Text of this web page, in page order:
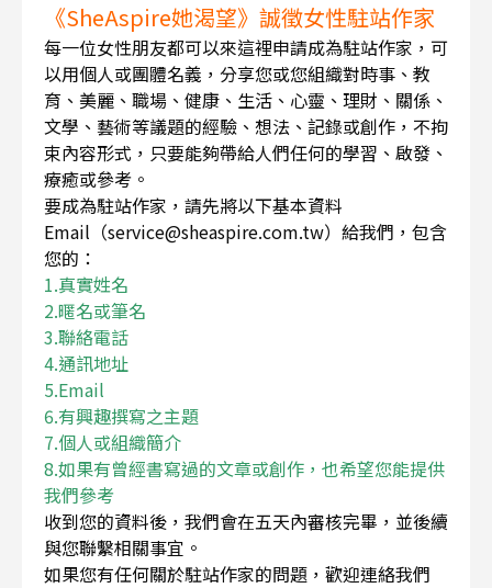
《SheAspire她渴望》誠徵女性駐站作家
每一位女性朋友都可以來這裡申請成為駐站作家，可
以用個人或團體名義，分享您或您組織對時事、教
育、美麗、職場、健康、生活、心靈、理財、關係、
文學、藝術等議題的經驗、想法、記錄或創作，不拘
束內容形式，只要能夠帶給人們任何的學習、啟發、
療癒或參考。
要成為駐站作家，請先將以下基本資料
Email（service@sheaspire.com.tw）給我們，包含
您的：
1.真實姓名
2.暱名或筆名
3.聯絡電話
4.通訊地址
5.Email
6.有興趣撰寫之主題
7.個人或組織簡介
8.如果有曾經書寫過的文章或創作，也希望您能提供
我們參考
收到您的資料後，我們會在五天內審核完畢，並後續
與您聯繫相關事宜。
如果您有任何關於駐站作家的問題，歡迎連絡我們